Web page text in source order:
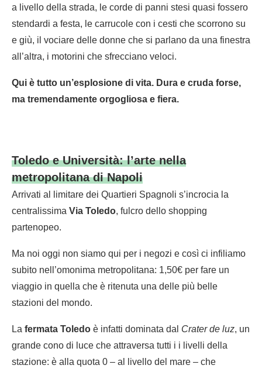
a livello della strada, le corde di panni stesi quasi fossero
stendardi a festa, le carrucole con i cesti che scorrono su
e giù, il vociare delle donne che si parlano da una finestra
all’altra, i motorini che sfrecciano veloci.
Qui è tutto un’esplosione di vita. Dura e cruda forse,
ma tremendamente orgogliosa e fiera.
Toledo e Università: l’arte nella
metropolitana di Napoli
Arrivati al limitare dei Quartieri Spagnoli s’incrocia la
centralissima Via Toledo, fulcro dello shopping
partenopeo.
Ma noi oggi non siamo qui per i negozi e così ci infiliamo
subito nell’omonima metropolitana: 1,50€ per fare un
viaggio in quella che è ritenuta una delle più belle
stazioni del mondo.
La fermata Toledo è infatti dominata dal Crater de luz, un
grande cono di luce che attraversa tutti i i livelli della
stazione: è alla quota 0 – al livello del mare – che